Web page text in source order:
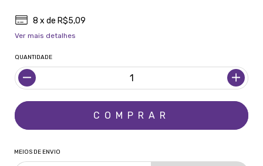
8 x de R$5,09
Ver mais detalhes
QUANTIDADE
MEIOS DE ENVIO